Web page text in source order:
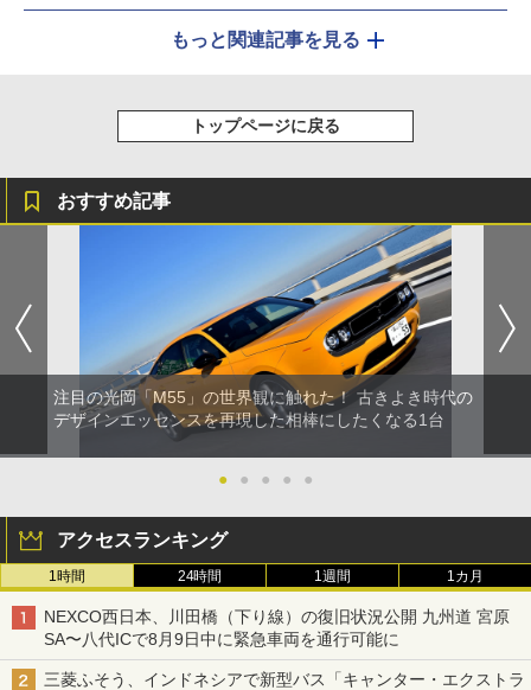
もっと関連記事を見る
トップページに戻る
おすすめ記事
注目の光岡「M55」の世界観に触れた！ 古きよき時代の
デザインエッセンスを再現した相棒にしたくなる1台
● ● ● ● ●
アクセスランキング
1時間 24時間 1週間 1カ月
NEXCO西日本、川田橋（下り線）の復旧状況公開 九州道 宮原
SA〜八代ICで8月9日中に緊急車両を通行可能に
三菱ふそう、インドネシアで新型バス「キャンター・エクストラ